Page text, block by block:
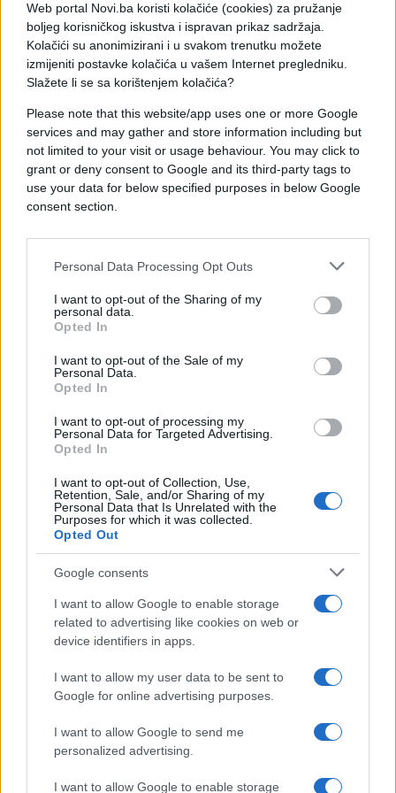
Web portal Novi.ba koristi kolačiće (cookies) za pružanje
boljeg korisničkog iskustva i ispravan prikaz sadržaja.
Kolačići su anonimizirani i u svakom trenutku možete
izmijeniti postavke kolačića u vašem Internet pregledniku.
Slažete li se sa korištenjem kolačića?
Please note that this website/app uses one or more Google
services and may gather and store information including but
not limited to your visit or usage behaviour. You may click to
grant or deny consent to Google and its third-party tags to
use your data for below specified purposes in below Google
consent section.
Personal Data Processing Opt Outs
I want to opt-out of the Sharing of my
personal data.
Opted In
I want to opt-out of the Sale of my
Personal Data.
Opted In
I want to opt-out of processing my
Personal Data for Targeted Advertising.
Opted In
I want to opt-out of Collection, Use,
Retention, Sale, and/or Sharing of my
Personal Data that Is Unrelated with the
Purposes for which it was collected.
Opted Out
Google consents
I want to allow Google to enable storage
related to advertising like cookies on web or
device identifiers in apps.
I want to allow my user data to be sent to
Google for online advertising purposes.
I want to allow Google to send me
personalized advertising.
I want to allow Google to enable storage
negatorima genocida prašta i dozvoljava da nas
dalje ponižavaju. Reagujem na pokušaj da se
normalizuje takvo ponašanje", između ostalog je
objavio.
#jelena karleusa
#Elmedin Konaković